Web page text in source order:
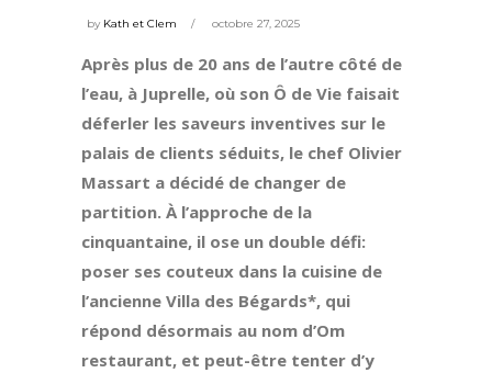
by Kath et Clem octobre 27, 2025
Après plus de 20 ans de l’autre côté de
l’eau, à Juprelle, où son Ô de Vie faisait
déferler les saveurs inventives sur le
palais de clients séduits, le chef Olivier
Massart a décidé de changer de
partition. À l’approche de la
cinquantaine, il ose un double défi:
poser ses couteux dans la cuisine de
l’ancienne Villa des Bégards*, qui
répond désormais au nom d’Om
restaurant, et peut-être tenter d’y